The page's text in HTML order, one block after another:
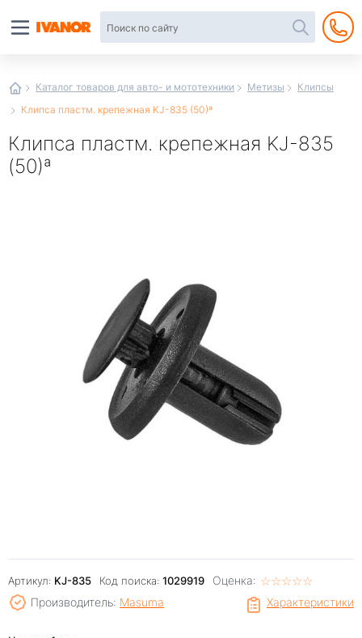
Каталог товаров для авто- и мототехники Метизы
Клипсы
Клипса пластм. крепежная KJ-835 (50)ª
Клипса пластм. крепежная KJ-835
(50)ª
Артикул: KJ-835 Код поиска: 1029919 Оценка: ☆☆☆☆☆
★★★★★
Характеристики
Производитель: Masuma
интернет-